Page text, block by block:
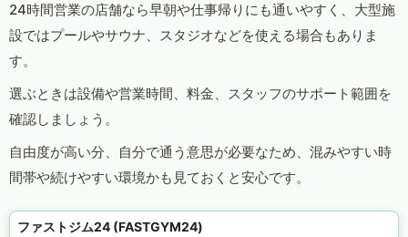
24時間営業の店舗なら早朝や仕事帰りにも通いやすく、大型施
設ではプールやサウナ、スタジオなどを使える場合もありま
す。
選ぶときは設備や営業時間、料金、スタッフのサポート範囲を
確認しましょう。
自由度が高い分、自分で通う意思が必要なため、混みやすい時
間帯や続けやすい環境かも見ておくと安心です。
ファストジム24 (FASTGYM24)